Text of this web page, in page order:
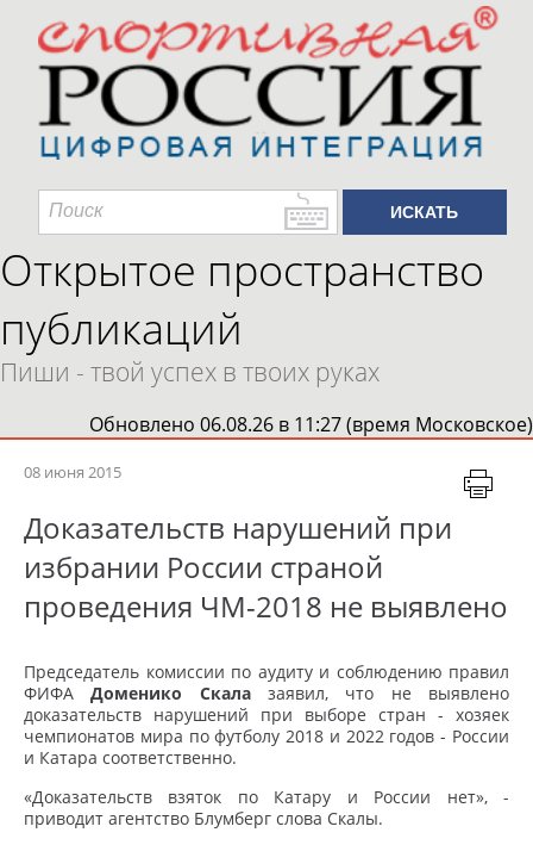
Открытое пространство
публикаций
Пиши - твой успех в твоих руках
Обновлено 06.08.26 в 11:27 (время Московское)
08 июня 2015
Доказательств нарушений при
избрании России страной
проведения ЧМ-2018 не выявлено
Председатель комиссии по аудиту и соблюдению правил
ФИФАДоменико Скалазаявил, что не выявлено
доказательств нарушений при выборе стран - хозяек
чемпионатов мира по футболу 2018 и 2022 годов - России
и Катара соответственно.
«Доказательств взяток по Катару и России нет», -
приводит агентство Блумберг слова Скалы.